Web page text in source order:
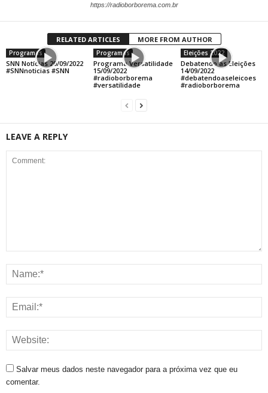
https://radioborborema.com.br
RELATED ARTICLES MORE FROM AUTHOR
Programas
SNN Notícias 20/09/2022
#SNNnoticias #SNN
Programas
Programa Versatilidade
15/09/2022
#radioborborema
#versatilidade
Eleições 2022
Debatendo as Eleições
14/09/2022
#debatendoaseleicoes
#radioborborema
LEAVE A REPLY
Salvar meus dados neste navegador para a próxima vez que eu
comentar.